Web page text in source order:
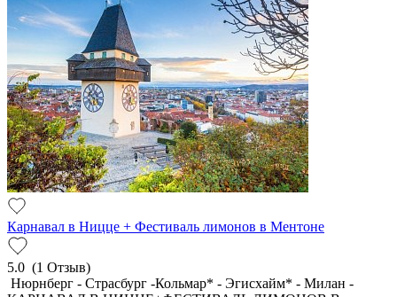
Карнавал в Ницце + Фестиваль лимонов в Ментоне
5.0 (1 Отзыв)
Нюрнберг - Страсбург -Кольмар* - Эгисхайм* - Милан -